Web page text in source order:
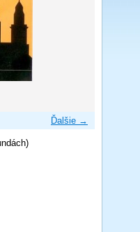
Ďalšie →